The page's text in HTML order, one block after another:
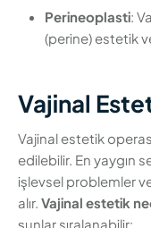
Perineoplasti:
(perine) estetik
Vajinal
Vajinal estetik
edilebilir. En yaygın
işlevsel problemler
alır. Vajinal estetik
şunlar sıralanabilir: